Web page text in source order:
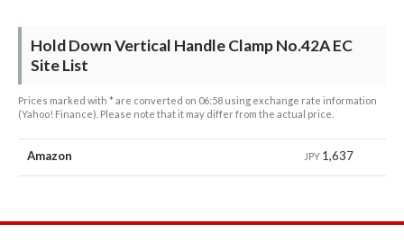
Hold Down Vertical Handle Clamp No.42A EC
Site List
Prices marked with * are converted on 06:58 using exchange rate information
(Yahoo! Finance). Please note that it may differ from the actual price.
Amazon JPY 1,637